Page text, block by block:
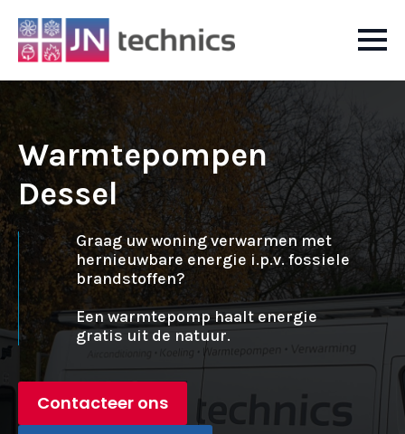
Warmtepompen
Dessel
Graag uw woning verwarmen met
hernieuwbare energie i.p.v. fossiele
brandstoffen?
Een warmtepomp haalt energie
gratis uit de natuur.
Contacteer ons